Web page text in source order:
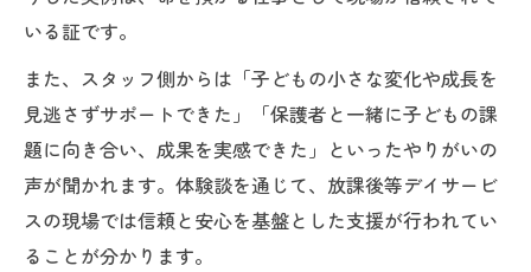
いる証です。
また、スタッフ側からは「子どもの小さな変化や成長を
見逃さずサポートできた」「保護者と一緒に子どもの課
題に向き合い、成果を実感できた」といったやりがいの
声が聞かれます。体験談を通じて、放課後等デイサービ
スの現場では信頼と安心を基盤とした支援が行われてい
ることが分かります。